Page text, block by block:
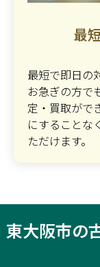
最
最短で即日の
お急ぎの方で
定・買取がで
にすることな
ただけます。
東大阪市の